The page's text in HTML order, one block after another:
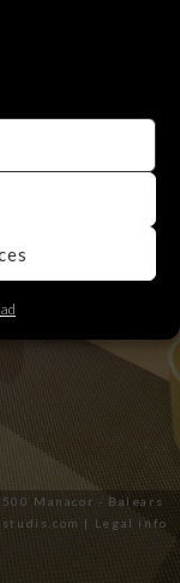
Manacor - Balears
|
Legal info